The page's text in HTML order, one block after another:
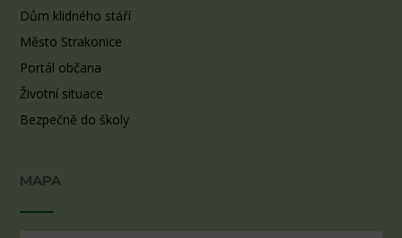
Dům klidného stáří
Město Strakonice
Portál občana
Životní situace
Bezpečně do školy
MAPA